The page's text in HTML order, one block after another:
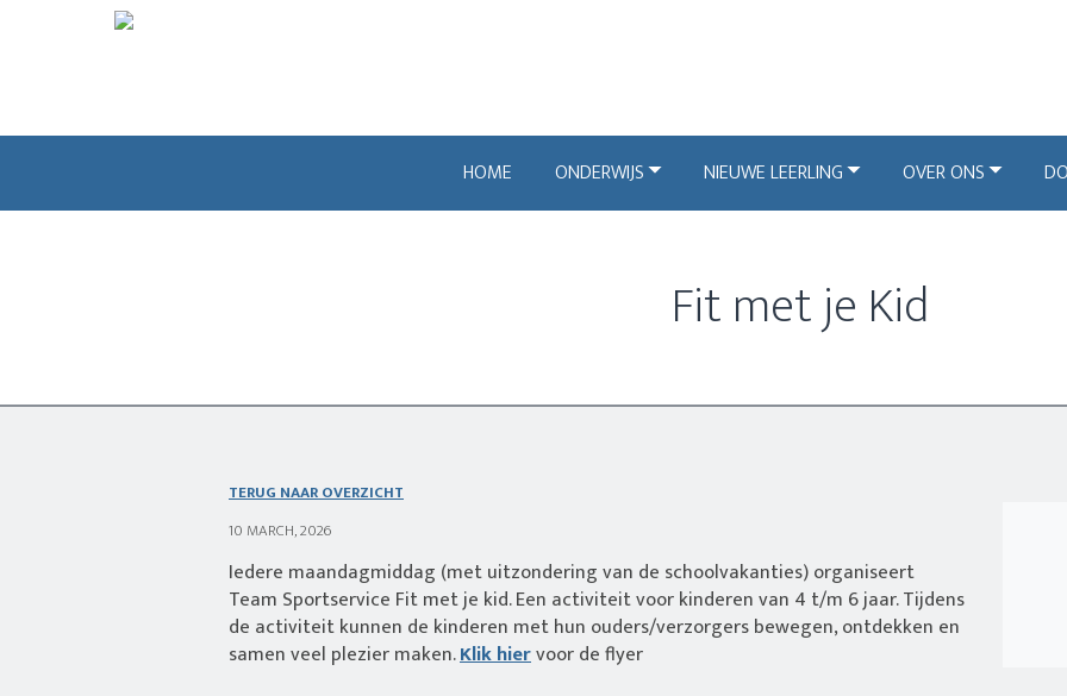
HOME ONDERWIJS NIEUWE LEERLING OVER ONS
Fit met je Kid
TERUG NAAR OVERZICHT
10 MARCH, 2026
Iedere maandagmiddag (met uitzondering van de schoolvakanties) organiseert
Team Sportservice Fit met je kid. Een activiteit voor kinderen van 4 t/m 6 jaar. Tijdens
de activiteit kunnen de kinderen met hun ouders/verzorgers bewegen, ontdekken en
samen veel plezier maken.Klik hiervoor de flyer